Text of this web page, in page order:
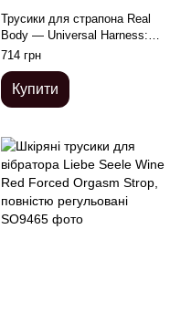
Трусики для страпона Real
Body — Universal Harness:
регульовані
714 грн
Купити